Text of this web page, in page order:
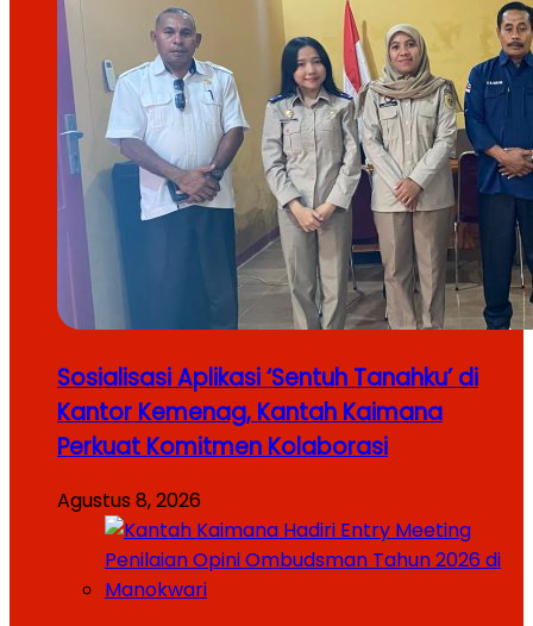
Sosialisasi Aplikasi ‘Sentuh Tanahku’ di
Kantor Kemenag, Kantah Kaimana
Perkuat Komitmen Kolaborasi
Agustus 8, 2026